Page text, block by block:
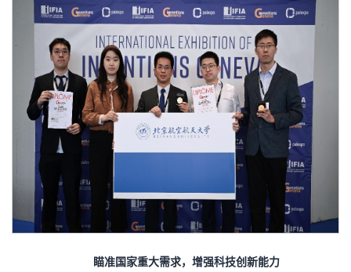
瞄准国家重大需求，增强科技创新能力